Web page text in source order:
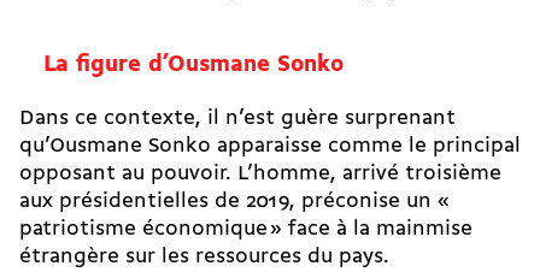
La figure d’Ousmane Sonko
Dans ce contexte, il n’est guère surprenant
qu’Ousmane Sonko apparaisse comme le principal
opposant au pouvoir. L’homme, arrivé troisième
aux présidentielles de 2019, préconise un «
patriotisme économique » face à la mainmise
étrangère sur les ressources du pays.